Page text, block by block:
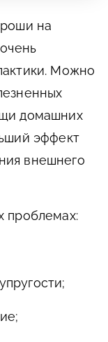
на
Можно
домашних
эффект
внешнего
проблемах: